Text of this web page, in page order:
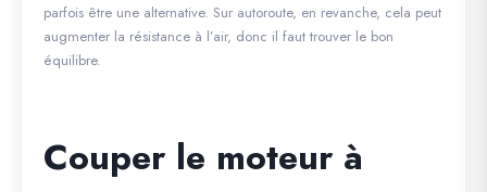
parfois être une alternative. Sur autoroute, en revanche, cela peut
augmenter la résistance à l’air, donc il faut trouver le bon
équilibre.
Couper le moteur à